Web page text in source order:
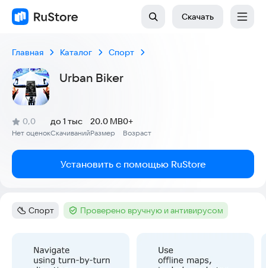
Скачать
Главная Каталог Спорт
Urban Biker
Рейтинг:
0,0
(
Нет оценок
)
Скачиваний
до 1 тыс
Размер
20.0 MB
Возраст
0+
Установить с помощью RuStore
Категория
Спорт Тег :Проверено вручную и антивирусом
Скриншоты